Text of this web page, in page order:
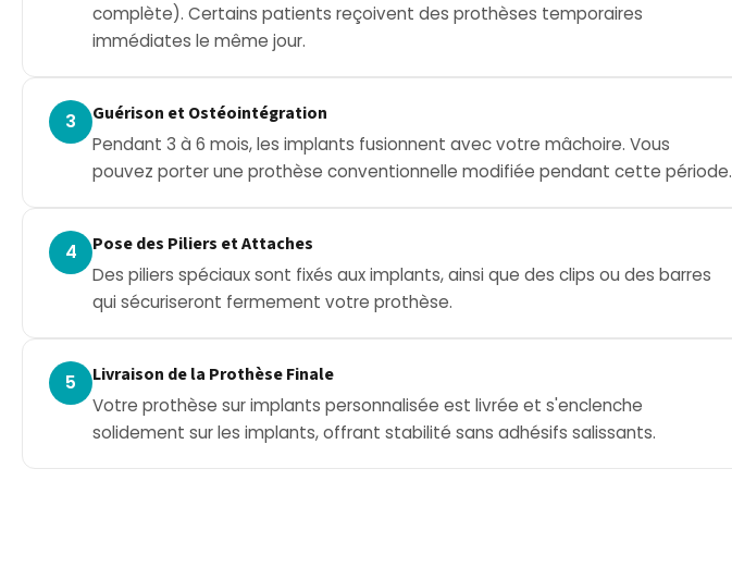
complète). Certains patients reçoivent des prothèses temporaires
immédiates le même jour.
3 Guérison et Ostéointégration
Pendant 3 à 6 mois, les implants fusionnent avec votre mâchoire. Vous
pouvez porter une prothèse conventionnelle modifiée pendant cette période.
4 Pose des Piliers et Attaches
Des piliers spéciaux sont fixés aux implants, ainsi que des clips ou des barres
qui sécuriseront fermement votre prothèse.
5 Livraison de la Prothèse Finale
Votre prothèse sur implants personnalisée est livrée et s'enclenche
solidement sur les implants, offrant stabilité sans adhésifs salissants.